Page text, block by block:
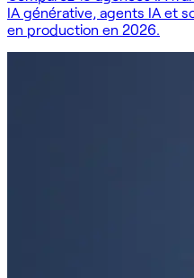
IA générative, agents IA et
en production en 2026.